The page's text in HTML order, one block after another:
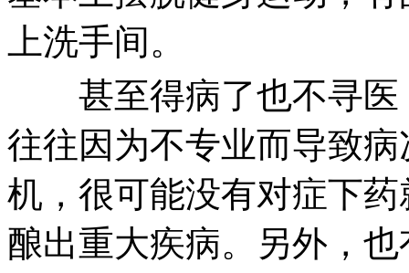
上洗手间。
甚至得病了也不寻医
往往因为不专业而导致
机，很可能没有对症下
酿出重大疾病。另外，